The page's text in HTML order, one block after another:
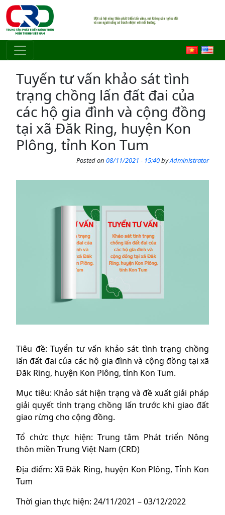
Skip to main content
Tuyển tư vấn khảo sát tình
trạng chồng lấn đất đai của
các hộ gia đình và cộng đồng
tại xã Đăk Ring, huyện Kon
Plông, tỉnh Kon Tum
Posted on 08/11/2021 - 15:40byAdministrator
Tiêu đề: Tuyển tư vấn khảo sát tình trạng chồng
lấn đất đai của các hộ gia đình và cộng đồng tại xã
Đăk Ring, huyện Kon Plông, tỉnh Kon Tum.
Mục tiêu: Khảo sát hiện trạng và đề xuất giải pháp
giải quyết tình trạng chồng lấn trước khi giao đất
giao rừng cho cộng đồng.
Tổ chức thực hiện: Trung tâm Phát triển Nông
thôn miền Trung Việt Nam (CRD)
Địa điểm: Xã Đăk Ring, huyện Kon Plông, Tỉnh Kon
Tum
Thời gian thực hiện: 24/11/2021 – 03/12/2022